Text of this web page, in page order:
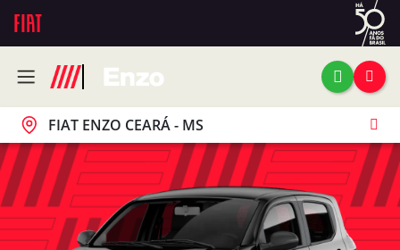
FIAT ENZO CEARÁ - MS